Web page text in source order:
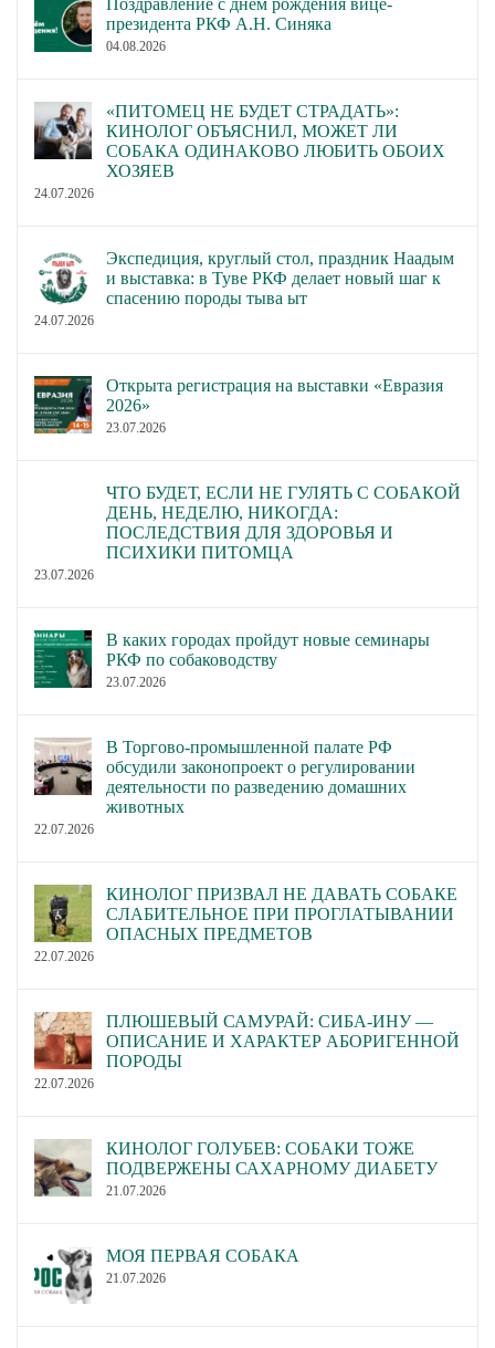
Поздравление с днём рождения вице-
президента РКФ А.Н. Синяка
04.08.2026
«ПИТОМЕЦ НЕ БУДЕТ СТРАДАТЬ»:
КИНОЛОГ ОБЪЯСНИЛ, МОЖЕТ ЛИ
СОБАКА ОДИНАКОВО ЛЮБИТЬ ОБОИХ
ХОЗЯЕВ
24.07.2026
Экспедиция, круглый стол, праздник Наадым
и выставка: в Туве РКФ делает новый шаг к
спасению породы тыва ыт
24.07.2026
Открыта регистрация на выставки «Евразия
2026»
23.07.2026
ЧТО БУДЕТ, ЕСЛИ НЕ ГУЛЯТЬ С СОБАКОЙ
ДЕНЬ, НЕДЕЛЮ, НИКОГДА:
ПОСЛЕДСТВИЯ ДЛЯ ЗДОРОВЬЯ И
ПСИХИКИ ПИТОМЦА
23.07.2026
В каких городах пройдут новые семинары
РКФ по собаководству
23.07.2026
В Торгово-промышленной палате РФ
обсудили законопроект о регулировании
деятельности по разведению домашних
животных
22.07.2026
КИНОЛОГ ПРИЗВАЛ НЕ ДАВАТЬ СОБАКЕ
СЛАБИТЕЛЬНОЕ ПРИ ПРОГЛАТЫВАНИИ
ОПАСНЫХ ПРЕДМЕТОВ
22.07.2026
ПЛЮШЕВЫЙ САМУРАЙ: СИБА-ИНУ —
ОПИСАНИЕ И ХАРАКТЕР АБОРИГЕННОЙ
ПОРОДЫ
22.07.2026
КИНОЛОГ ГОЛУБЕВ: СОБАКИ ТОЖЕ
ПОДВЕРЖЕНЫ САХАРНОМУ ДИАБЕТУ
21.07.2026
МОЯ ПЕРВАЯ СОБАКА
21.07.2026